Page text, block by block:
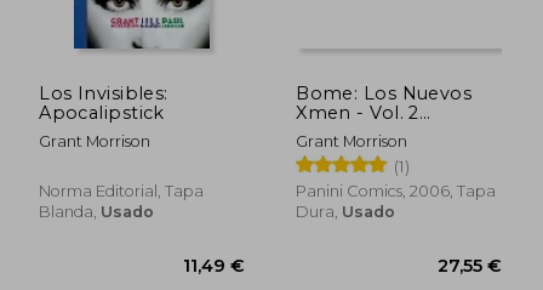
5%
Los Invisibles:
Apocalipstick
Grant Morrison
Norma Editorial, Tapa
Blanda, Usado
Bome: Los Nuevos
Xmen - Vol. 2
(Spanish Edition)
Grant Morrison
(1)
Panini Comics, 2006, Tapa
Dura, Usado